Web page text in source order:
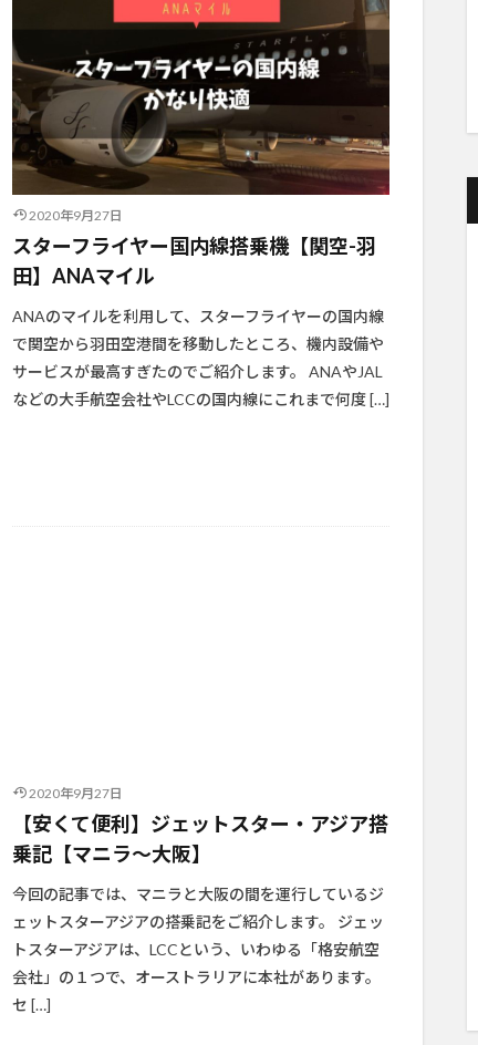
2020年9月27日
スターフライヤー国内線搭乗機【関空-羽
田】ANAマイル
ANAのマイルを利用して、スターフライヤーの国内線
で関空から羽田空港間を移動したところ、機内設備や
サービスが最高すぎたのでご紹介します。 ANAやJAL
などの大手航空会社やLCCの国内線にこれまで何度 […]
2020年9月27日
【安くて便利】ジェットスター・アジア搭
乗記【マニラ〜大阪】
今回の記事では、マニラと大阪の間を運行しているジ
ェットスターアジアの搭乗記をご紹介します。 ジェッ
トスターアジアは、LCCという、いわゆる「格安航空
会社」の１つで、オーストラリアに本社があります。
セ […]